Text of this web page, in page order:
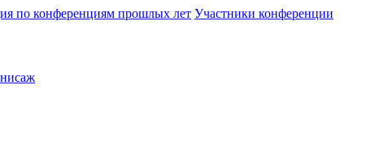
по конференциям прошлых лет Участники конференции